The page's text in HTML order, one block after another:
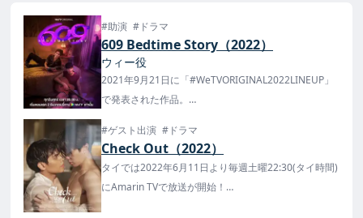
#助演 #ドラマ
609 Bedtime Story（2022）
ウィー役
2021年9月21日に「#WeTVORIGINAL2022LINEUP」
で発表された作品。
WeTVで配信！
日本では楽天TVで12/2(金)22時（日本時間）より、タ
イ本国と同時配信開始！
#ゲスト出演 #ドラマ
Check Out（2022）
タイでは2022年6月11日より毎週土曜22:30(タイ時間)
にAmarin TVで放送が開始！